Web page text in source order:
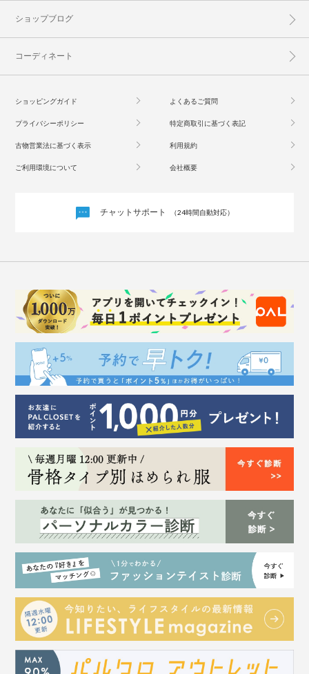
ショップブログ
コーディネート
ショッピングガイド よくあるご質問
プライバシーポリシー 特定商取引に基づく表記
古物営業法に基づく表示 利用規約
ご利用環境について 会社概要
チャットサポート （24時間自動対応）